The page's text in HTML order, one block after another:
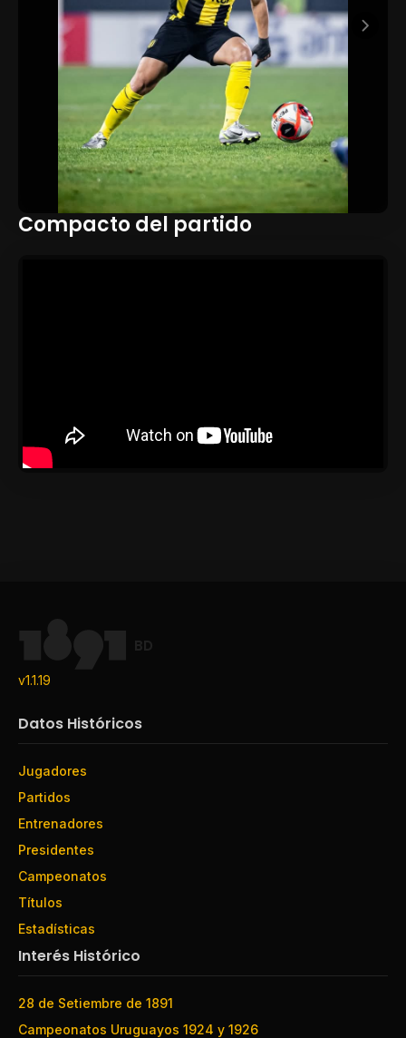
Compacto del partido
BD
v1.1.19
Datos Históricos
Jugadores
Partidos
Entrenadores
Presidentes
Campeonatos
Títulos
Estadísticas
Interés Histórico
28 de Setiembre de 1891
Campeonatos Uruguayos 1924 y 1926